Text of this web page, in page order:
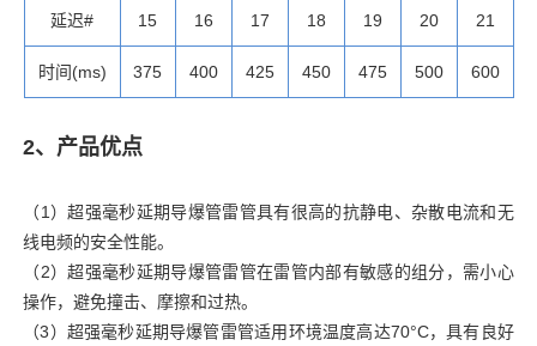
延迟# 15 16 17 18 19 20 21
时间(ms) 375 400 425 450 475 500 600
2、产品优点
（1）超强毫秒延期导爆管雷管具有很高的抗静电、杂散电流和无
线电频的安全性能。
（2）超强毫秒延期导爆管雷管在雷管内部有敏感的组分，需小心
操作，避免撞击、摩擦和过热。
（3）超强毫秒延期导爆管雷管适用环境温度高达70°C，具有良好